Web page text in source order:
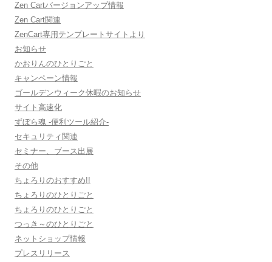
Zen Cartバージョンアップ情報
Zen Cart関連
ZenCart専用テンプレートサイトより
お知らせ
かおりんのひとりごと
キャンペーン情報
ゴールデンウィーク休暇のお知らせ
サイト高速化
ずぼら魂 -便利ツール紹介-
セキュリティ関連
セミナー、ブース出展
その他
ちょろりのおすすめ!!
ちょろりのひとりごと
ちょろりのひとりごと
つっき～のひとりごと
ネットショップ情報
プレスリリース